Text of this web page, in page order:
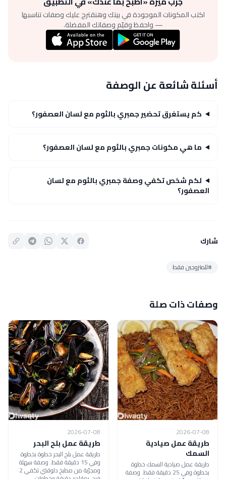
اكتب المكونات الموجودة في بيتك وهنقترح عليك وصفات تناسبها
— واحفظ وقيّم وصفاتك المفضلة.
أسئلة شائعة عن الوصفة
كم يستغرق تحضير جمبري بالثوم مع لسان العصفور؟
ما هي مكونات جمبري بالثوم مع لسان العصفور؟
لكم شخص تكفي وصفة جمبري بالثوم مع لسان
العصفور؟
شارك
#للمتزوجين فقط
وصفات ذات صلة
2026-07-08
طريقة عمل صيادية
السمك
طريقة عمل صيادية السمك خطوة
بخطوة وفي 25 دقيقة فقط. وصفة
2026-07-08
طريقة عمل بلح البحر
طريقة عمل بلح البحر خطوة بخطوة
وفي 15 دقيقة فقط. وصفة سهلة
ومجرّبة من مطبخ دلوقتي تكفي 2